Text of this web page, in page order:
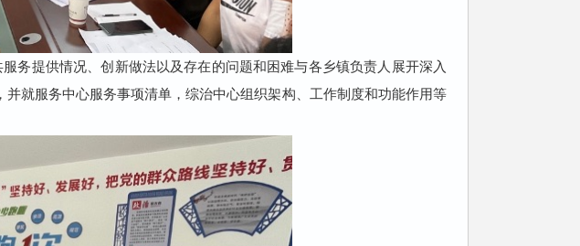
务提供情况、创新做法以及存在的问题和困难与各乡镇负责人展开深入
就服务中心服务事项清单，综治中心组织架构、工作制度和功能作用等